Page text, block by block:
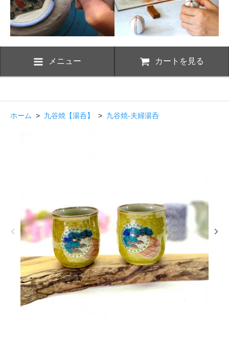
メニュー カートを見る
ホーム > 九谷焼【湯呑】 > 九谷焼-夫婦湯呑